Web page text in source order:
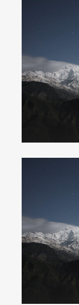
Lorem
Lorem